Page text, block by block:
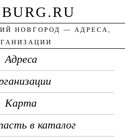
НОВГОРОД — АДРЕСА,
Адреса
Карта
в каталог